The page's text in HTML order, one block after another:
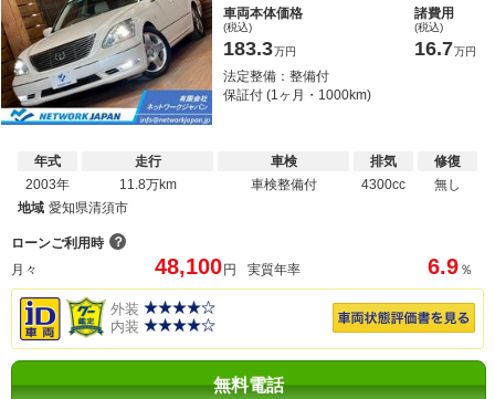
車両本体価格
(税込)
183.3万円
諸費用
(税込)
16.7万円
法定整備：整備付
保証付 (1ヶ月・1000km)
年式
2003年
走行
11.8万km
車検
車検整備付
排気
4300cc
修復
無し
地域 愛知県清須市
ローンご利用時 ？
月々
48,100 円 実質年率 6.9 ％
外装
内装
無料電話